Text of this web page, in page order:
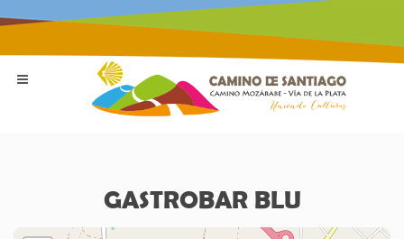
GASTROBAR BLU